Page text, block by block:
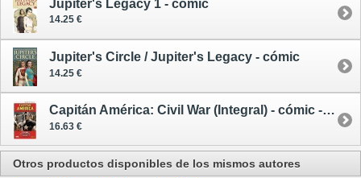
Jupiter's Legacy 1 - cómic
14.25 €
Jupiter's Circle / Jupiter's Legacy - cómic
14.25 €
Capitán América: Civil War (Integral) - cómic - Marvel Saga
16.63 €
Otros productos disponibles de los mismos autores